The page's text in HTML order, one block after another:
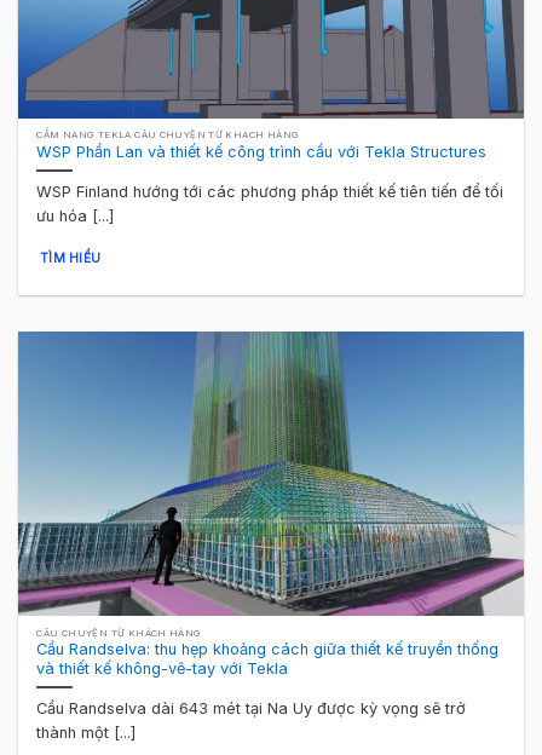
CẨM NANG TEKLA CÂU CHUYỆN TỪ KHÁCH HÀNG
WSP Phần Lan và thiết kế công trình cầu với Tekla Structures
WSP Finland hướng tới các phương pháp thiết kế tiên tiến để tối
ưu hóa [...]
TÌM HIỂU
CÂU CHUYỆN TỪ KHÁCH HÀNG
Cầu Randselva: thu hẹp khoảng cách giữa thiết kế truyền thống
và thiết kế không-vẽ-tay với Tekla
Cầu Randselva dài 643 mét tại Na Uy được kỳ vọng sẽ trở
thành một [...]